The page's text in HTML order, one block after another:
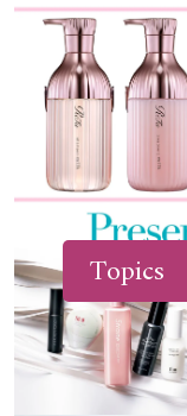
Topics